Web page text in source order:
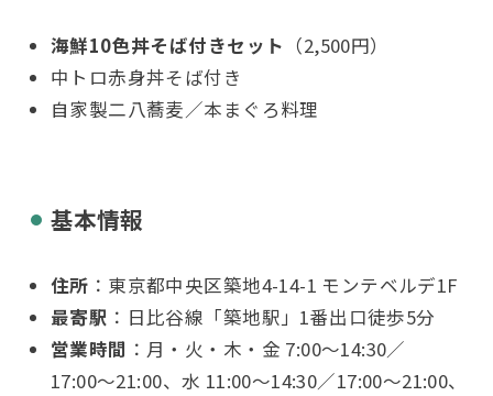
海鮮10色丼そば付きセット （2,500円）
中トロ赤身丼そば付き
自家製二八蕎麦／本まぐろ料理
基本情報
住所 ：東京都中央区築地4-14-1 モンテベルデ1F
最寄駅 ：日比谷線「築地駅」1番出口徒歩5分
営業時間 ：月・火・木・金 7:00〜14:30／
17:00〜21:00、水 11:00〜14:30／17:00〜21:00、